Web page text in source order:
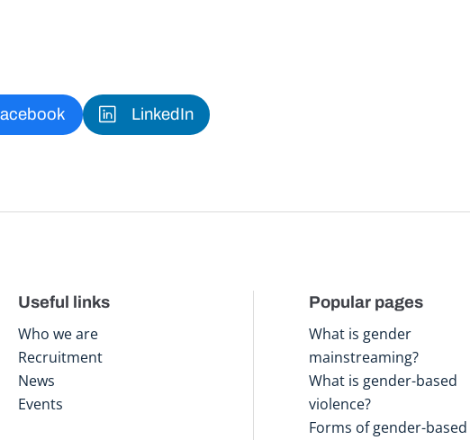
LinkedIn
Useful links
Who we are
Recruitment
News
Events
Popular pages
What is gender
mainstreaming?
What is gender-based
violence?
Forms of gender-based